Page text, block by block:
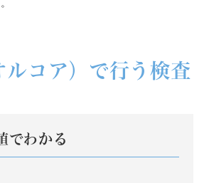
コア）で行う検査
でわかる